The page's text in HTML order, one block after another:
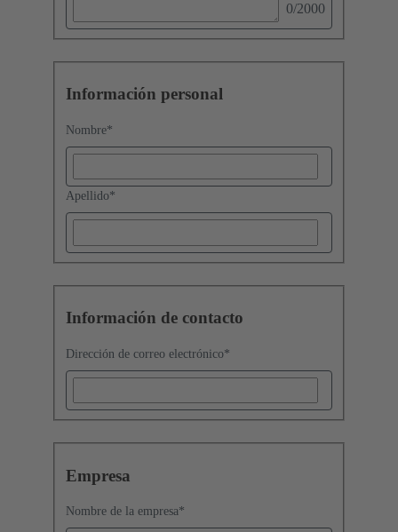
0/2000
Información personal
Nombre*
Apellido*
Información de contacto
Dirección de correo electrónico*
Empresa
Nombre de la empresa*